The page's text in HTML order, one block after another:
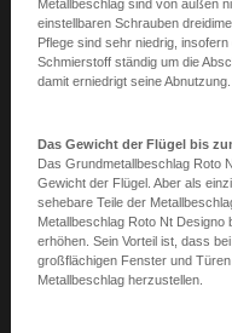
Metallbeschlag sind von außen
einstellbaren Schrauben
Pflege sind sehr niedrig,
Schmierstoff ständig um die
damit erniedrigt seine Abnutzung.
Das Gewicht der Flügel bis
Das Grundmetallbeschlag Roto
Gewicht der Flügel. Aber als
sehebare Teile der
Metallbeschlag Roto Nt
erhöhen. Sein Vorteil ist, dass
großflächigen Fenster und
Metallbeschlag herzustellen.